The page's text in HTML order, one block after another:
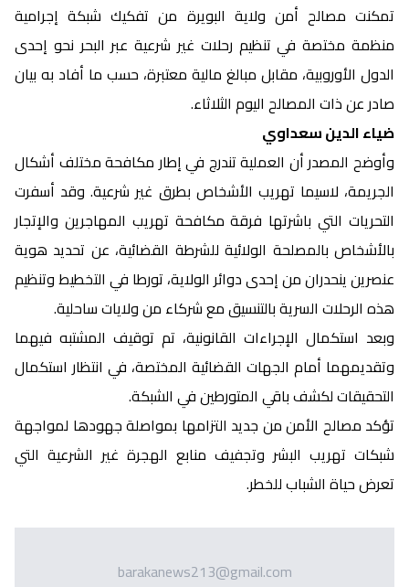
تمكنت مصالح أمن ولاية البويرة من تفكيك شبكة إجرامية
منظمة مختصة في تنظيم رحلات غير شرعية عبر البحر نحو إحدى
الدول الأوروبية، مقابل مبالغ مالية معتبرة، حسب ما أفاد به بيان
صادر عن ذات المصالح اليوم الثلاثاء.
ضياء الدين سعداوي
وأوضح المصدر أن العملية تندرج في إطار مكافحة مختلف أشكال
الجريمة، لاسيما تهريب الأشخاص بطرق غير شرعية. وقد أسفرت
التحريات التي باشرتها فرقة مكافحة تهريب المهاجرين والإتجار
بالأشخاص بالمصلحة الولائية للشرطة القضائية، عن تحديد هوية
عنصرين ينحدران من إحدى دوائر الولاية، تورطا في التخطيط وتنظيم
هذه الرحلات السرية بالتنسيق مع شركاء من ولايات ساحلية.
وبعد استكمال الإجراءات القانونية، تم توقيف المشتبه فيهما
وتقديمهما أمام الجهات القضائية المختصة، في انتظار استكمال
التحقيقات لكشف باقي المتورطين في الشبكة.
تؤكد مصالح الأمن من جديد التزامها بمواصلة جهودها لمواجهة
شبكات تهريب البشر وتجفيف منابع الهجرة غير الشرعية التي
تعرض حياة الشباب للخطر.
barakanews213@gmail.com